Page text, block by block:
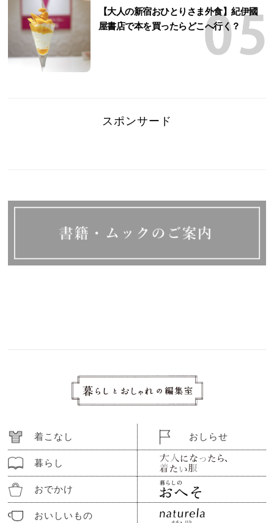
【大人の新宿おひとりさま外食】紀伊國
屋書店で本を買ったらどこへ行く？
スポンサード
着こなし
暮らし
おでかけ
おいしいもの
おしらせ